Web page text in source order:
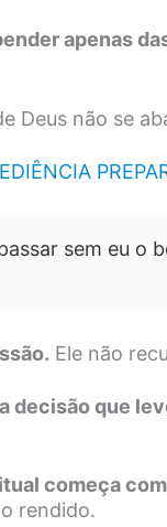
apenas
Deus não se
sem eu o
Ele não
decisão que
começa
rendido.